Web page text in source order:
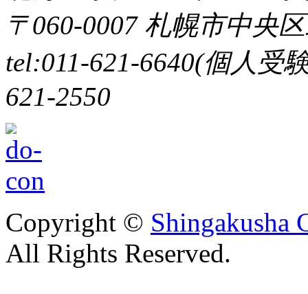
〒060-0007 札幌市中央
tel:011-621-6640(個人
621-2550
Copyright © Shingakusha
All Rights Reserved.